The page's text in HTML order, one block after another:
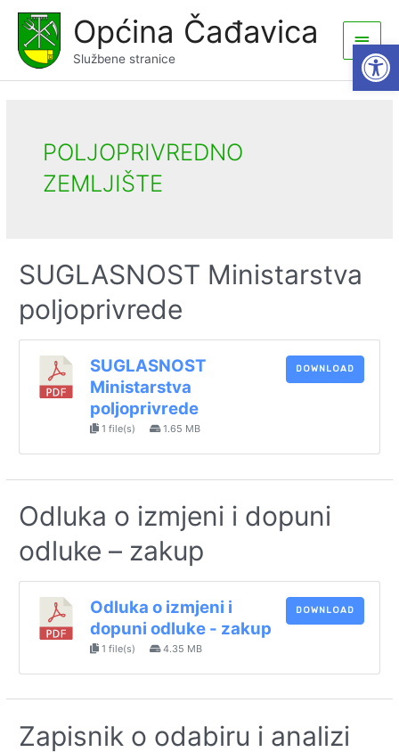
content
Općina Čađavica
Službene stranice
Main
Menu
POLJOPRIVREDNO
ZEMLJIŠTE
SUGLASNOST Ministarstva
poljoprivrede
SUGLASNOST
Ministarstva
poljoprivrede
1 file(s) 1.65 MB
DOWNLOAD
Odluka o izmjeni i dopuni
odluke – zakup
Odluka o izmjeni i
dopuni odluke - zakup
1 file(s) 4.35 MB
DOWNLOAD
Zapisnik o odabiru i analizi